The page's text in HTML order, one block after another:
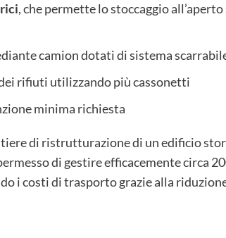
, che permette lo stoccaggio
camion dotati di sistema
rifiuti utilizzando più cassonetti
minima richiesta
di ristrutturazione di un edificio
di gestire efficacemente circa
i costi di trasporto grazie alla